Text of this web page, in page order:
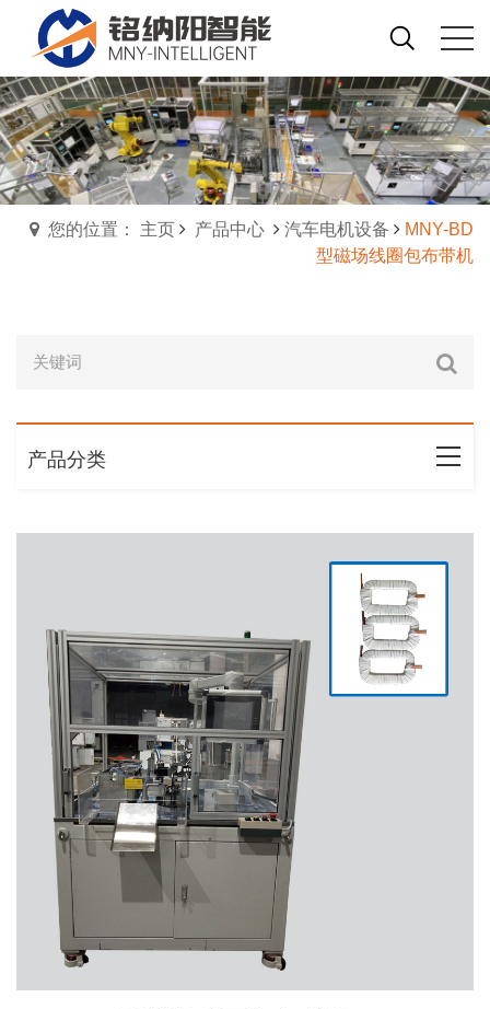
您的位置： 主页 产品中心 汽车电机设备
MNY-BD
型磁场线圈包布带机
产品分类